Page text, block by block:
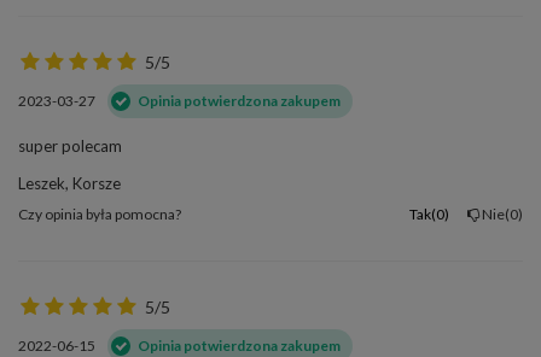
5/5
2023-03-27 Opinia potwierdzona zakupem
super polecam
Leszek, Korsze
Czy opinia była pomocna? Tak 0 Nie 0
5/5
2022-06-15 Opinia potwierdzona zakupem